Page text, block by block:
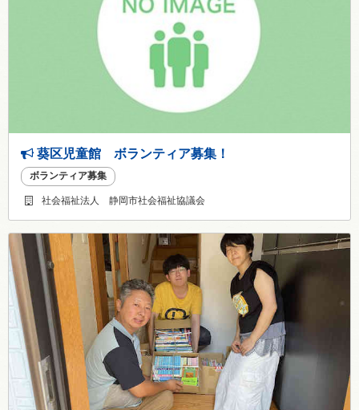
葵区児童館 ボランティア募集！
ボランティア募集
社会福祉法人 静岡市社会福祉協議会